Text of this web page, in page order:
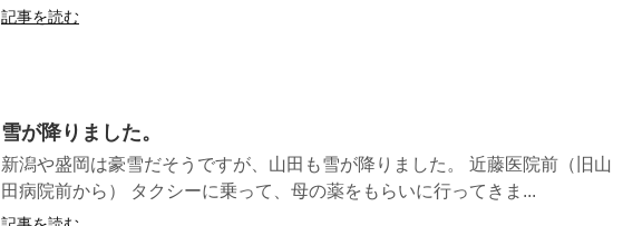
記事を読む
雪が降りました。
新潟や盛岡は豪雪だそうですが、山田も雪が降りました。 近藤医院前（旧山
田病院前から） タクシーに乗って、母の薬をもらいに行ってきま...